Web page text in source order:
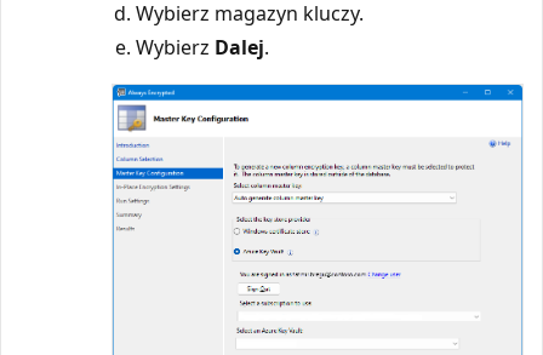
Wybierz magazyn kluczy.
Wybierz Dalej.